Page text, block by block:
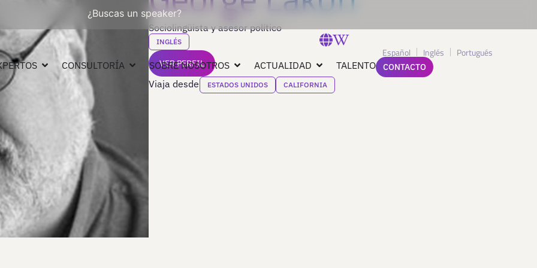
¿Buscas un speaker?
CONSULTORÍA SOBRE NOSOTROS ACTUALIDAD TALENTO
Español Inglés Portugués
CONTACTO
Sociolingüista y asesor político
INGLÉS
VER PERFIL
Viaja desde ESTADOS UNIDOS CALIFORNIA